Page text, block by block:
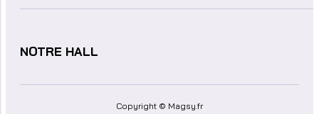
NOTRE HALL
Copyright © Magsy.fr